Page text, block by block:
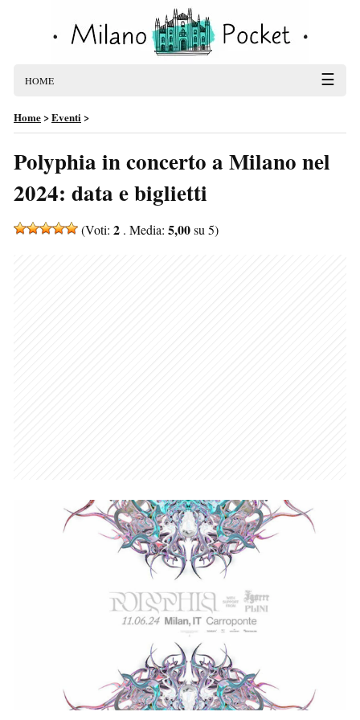
HOME ☰
Home>Eventi>
Polyphia in concerto a Milano nel
2024: data e biglietti
(Voti: 2 . Media: 5,00su 5)